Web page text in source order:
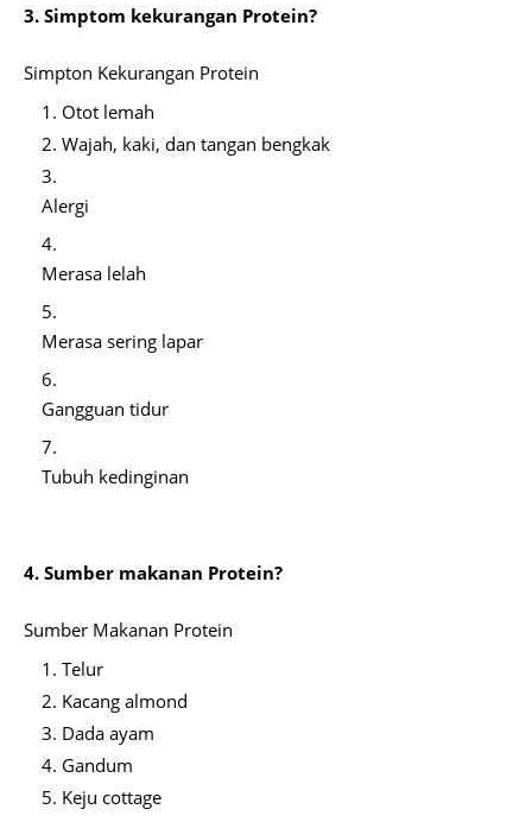
3. Simptom kekurangan Protein?
Simpton Kekurangan Protein
Otot lemah
Wajah, kaki, dan tangan bengkak
Alergi
Merasa lelah
Merasa sering lapar
Gangguan tidur
Tubuh kedinginan
4. Sumber makanan Protein?
Sumber Makanan Protein
Telur
Kacang almond
Dada ayam
Gandum
Keju cottage